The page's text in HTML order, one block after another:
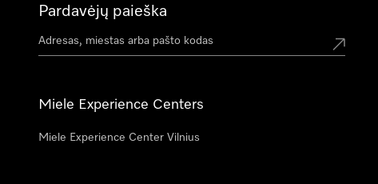
Pardavėjų paieška
Miele Experience Centers
Miele Experience Center Vilnius